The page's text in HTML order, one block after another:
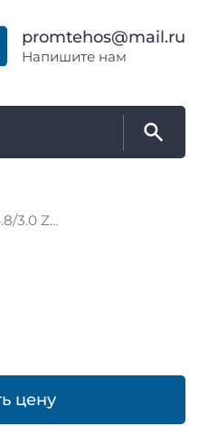
promtehos@mail.ru
Напишите нам
Пила дисковая Ø450 х 50 х 4.8/3.0 Z = 12 + 12 + 6 WoodTec
цену